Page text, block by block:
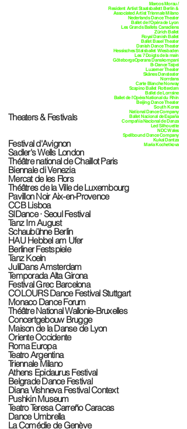
Marcos Morau /
Resident Artist Staatsballett Berlin&
Associated Artist Triennale Milano
Nederlands Dance Theater
Ballet de l'Opéra de Lyon
Les Grands Ballets Canadiens
Zürich Ballet
Royal Danish Ballet
Ballet Basel Theater
Danish Dance Theater
Hessisches Statsballet Wiesbaden
Les 7 Doigts de la main
GöteborgsOperans Danskompani
B-Dance Taipei
Luzerner Theater
Skånes Dansteater
Norrdans
Carte Blanche Norway
Scapino Ballet Rotterdam
Ballet de Lorraine
Ballet de l'Opéra National du Rhin
Beijing Dance Theater
South Korea
National Dance Company
Ballet Nacional de España
Compañia Nacional de Danza
Led Silhouette
NDCWales
Spellbound Dance Company
Kukai Dantza
Maria Kochetkova
Theaters & Festivals
Festival d'Avignon
Sadler's Wells London
Théâtre national de Chaillot Paris
Biennale di Venezia
Mercat de les Flors
Théâtres de la Ville de Luxembourg
Pavillon Noir Aix-en-Provence
CCB Lisboa
SIDance · Seoul Festival
Tanz Im August
Schaubühne Berlin
HAU Hebbel am Ufer
Berliner Festspiele
Tanz Koeln
JuliDans Amsterdam
Temporada Alta Girona
Festival Grec Barcelona
COLOURS Dance Festival Stuttgart
Monaco Dance Forum
Théâtre National Wallonie-Bruxelles
Concertgebouw Brugge
Maison de la Danse de Lyon
Oriente Occidente
Roma Europa
Teatro Argentina
Triennale Milano
Athens Epidaurus Festival
Belgrade Dance Festival
Diana Vishneva Festival Context
Pushkin Museum
Teatro Teresa Carreño Caracas
Dance Umbrella
La Comédie de Genève